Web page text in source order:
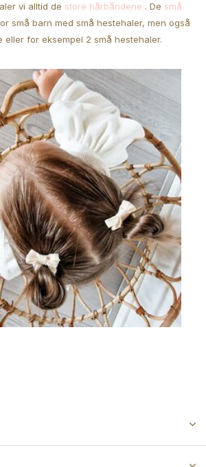
vi alltid de store hårbåndene . De små
små barn med små hestehaler, men også
for eksempel 2 små hestehaler.